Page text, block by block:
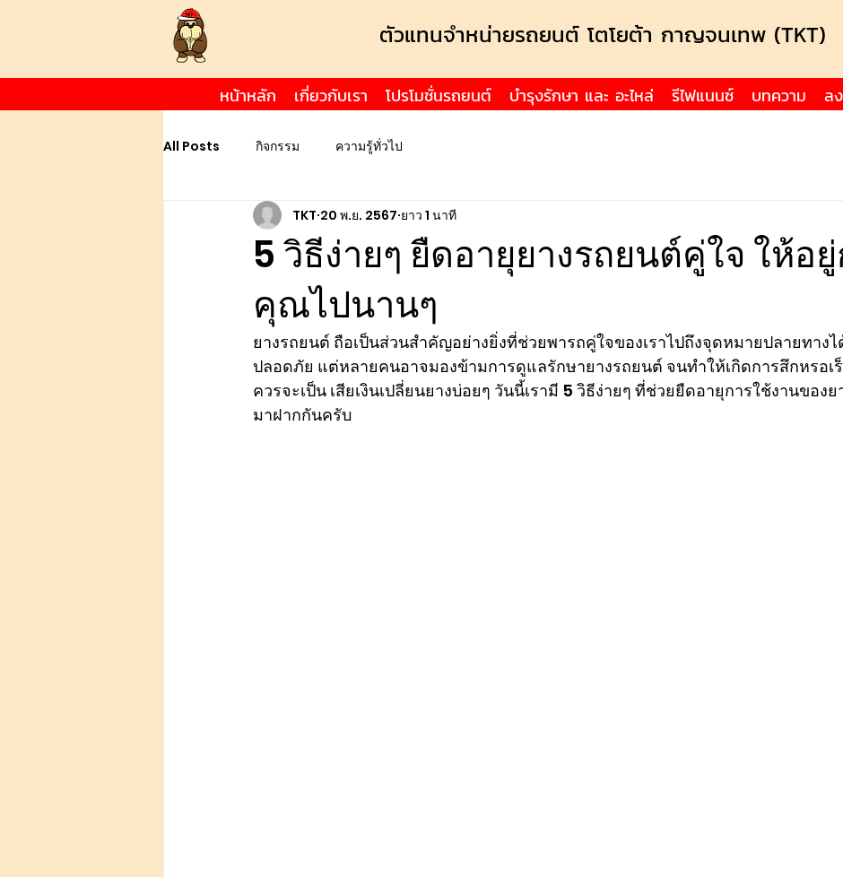
ตัวแทนจำหน่ายรถยนต์ โตโยต้า กาญจนเทพ (TKT)
หน้าหลัก เกี่ยวกับเรา โปรโมชั่นรถยนต์ บำรุงรักษา และ อะไหล่ รีไฟแนนซ์ บทความ ล
All Posts กิจกรรม ความรู้ทั่วไป
5 วิธีง่ายๆ ยืดอายุยางรถยนต์คู่ใจ ให้อ
คุณไปนานๆ
TKT 20 พ.ย. 2567 ยาว 1 นาที
ยางรถยนต์ ถือเป็นส่วนสำคัญอย่างยิ่งที่ช่วยพารถคู่ใจของเราไปถึงจุดหมายปลายทางไ
ปลอดภัย แต่หลายคนอาจมองข้ามการดูแลรักษายางรถยนต์ จนทำให้เกิดการสึกหรอเ
ควรจะเป็น เสียเงินเปลี่ยนยางบ่อยๆ วันนี้เรามี 5 วิธีง่ายๆ ที่ช่วยยืดอายุการใช้งานของ
มาฝากกันครับ